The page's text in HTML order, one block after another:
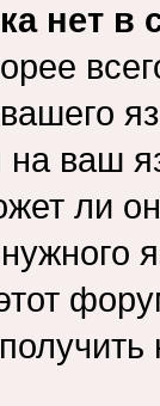
нет в
ваш
ли